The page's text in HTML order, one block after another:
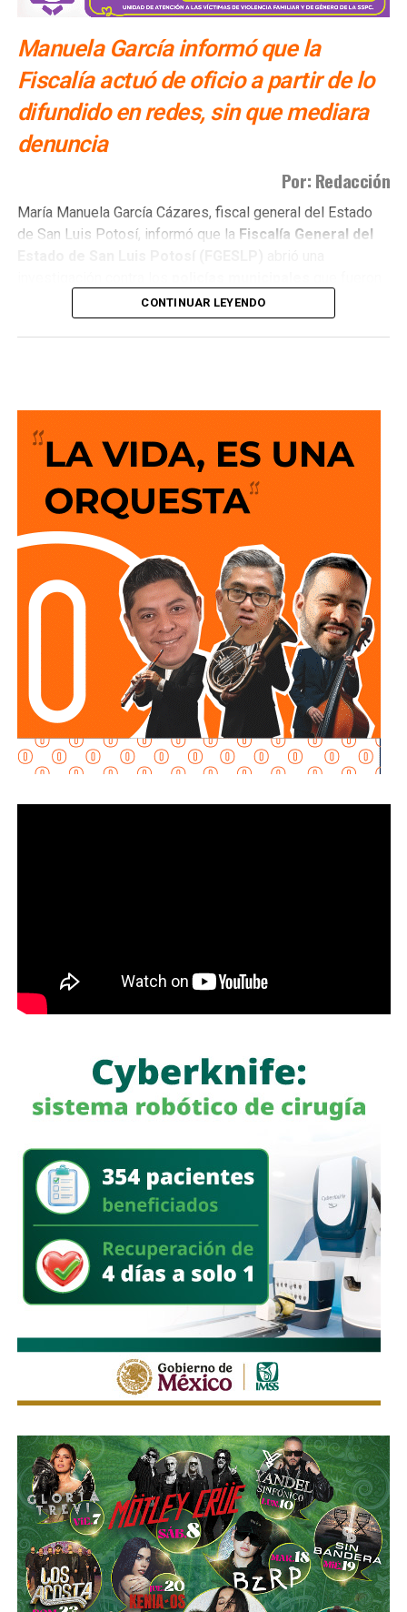
Manuela García informó que la
Fiscalía actuó de oficio a partir de lo
difundido en redes, sin que mediara
denuncia
Por: Redacción
María Manuela García Cázares, fiscal general del Estado
de San Luis Potosí, informó que la Fiscalía General del
captados en cámara en un sitio que las autoridades tienen
identificado comopunto de venta de drogas.
ser cuestionada sobre el caso.
García Cázares planteó que el eje de la revisión será
determinar la conducta de los elementos en ese punto:
qué acción realizaban y por qué se detuvieron ahí.
Adelantó que el resultado de las diligencias definirá si
hubo alguna irregularidad.
Al momento de la entrevista, la fiscal no había tenido
Juan Antonio Villa Gutiérrez
García Cázaresllamó a la ciudadanía a denunciar
cualquier conducta irregular y aclaró que el llamado no se
“apertura total” de la dependencia para recibir esas
delincuentes y asegura armas durante operativos en SLP
CONTINUAR LEYENDO